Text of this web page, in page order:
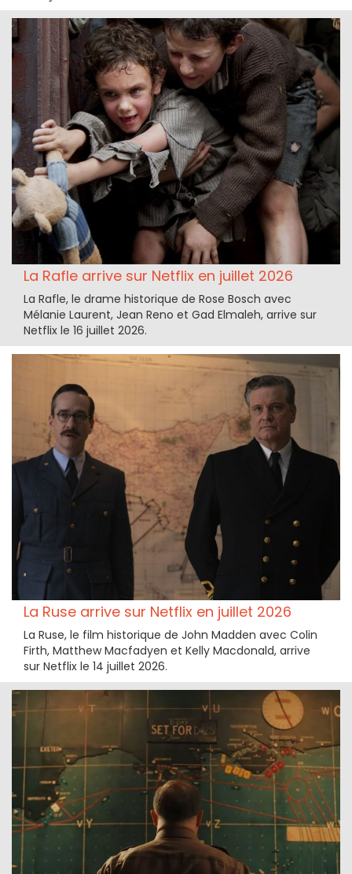
La Rafle arrive sur Netflix en juillet 2026
La Rafle, le drame historique de Rose Bosch avec
Mélanie Laurent, Jean Reno et Gad Elmaleh, arrive sur
Netflix le 16 juillet 2026.
La Ruse arrive sur Netflix en juillet 2026
La Ruse, le film historique de John Madden avec Colin
Firth, Matthew Macfadyen et Kelly Macdonald, arrive
sur Netflix le 14 juillet 2026.